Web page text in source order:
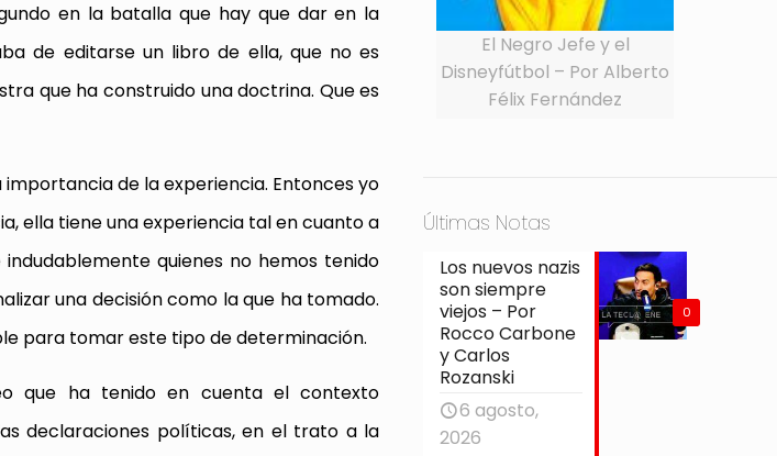
en la batalla que hay que dar en la
de editarse un libro de ella, que no es
que ha construido una doctrina. Que es
de la experiencia. Entonces yo
ella tiene una experiencia tal en cuanto a
quienes no hemos tenido
una decisión como la que ha tomado.
para tomar este tipo de determinación.
que ha tenido en cuenta el contexto
declaraciones políticas, en el trato a la
El Negro Jefe y el
Disneyfútbol – Por Alberto
Félix Fernández
Últimas Notas
0
Los nuevos nazis
son siempre
viejos – Por
Rocco Carbone
y Carlos
Rozanski
6 agosto,
2026